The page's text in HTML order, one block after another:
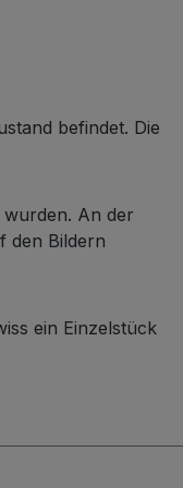
befindet. Die
An der
den Bildern
ein Einzelstück